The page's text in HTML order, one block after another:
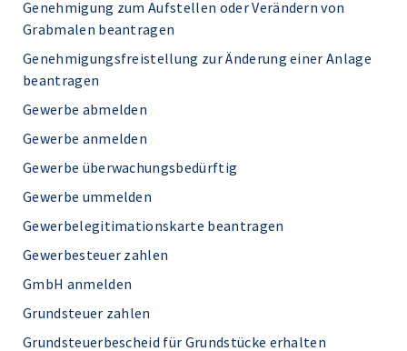
Genehmigung zum Aufstellen oder Verändern von
Grabmalen beantragen
Genehmigungsfreistellung zur Änderung einer Anlage
beantragen
Gewerbe abmelden
Gewerbe anmelden
Gewerbe überwachungsbedürftig
Gewerbe ummelden
Gewerbelegitimationskarte beantragen
Gewerbesteuer zahlen
GmbH anmelden
Grundsteuer zahlen
Grundsteuerbescheid für Grundstücke erhalten